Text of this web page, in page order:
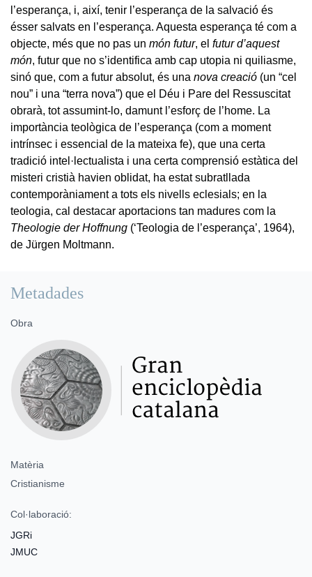
l’esperança, i, així, tenir l’esperança de la salvació és
ésser salvats en l’esperança. Aquesta esperança té com a
objecte, més que no pas un món futur, el futur d’aquest
món, futur que no s’identifica amb cap utopia ni quiliasme,
sinó que, com a futur absolut, és una nova creació (un “cel
nou” i una “terra nova”) que el Déu i Pare del Ressuscitat
obrarà, tot assumint-lo, damunt l’esforç de l’home. La
importància teològica de l’esperança (com a moment
intrínsec i essencial de la mateixa fe), que una certa
tradició intel·lectualista i una certa comprensió estàtica del
misteri cristià havien oblidat, ha estat subratllada
contemporàniament a tots els nivells eclesials; en la
teologia, cal destacar aportacions tan madures com la
Theologie der Hoffnung (‘Teologia de l’esperança’, 1964),
de Jürgen Moltmann.
Metadades
Obra
Matèria
Cristianisme
Col·laboració:
JGRi
JMUC